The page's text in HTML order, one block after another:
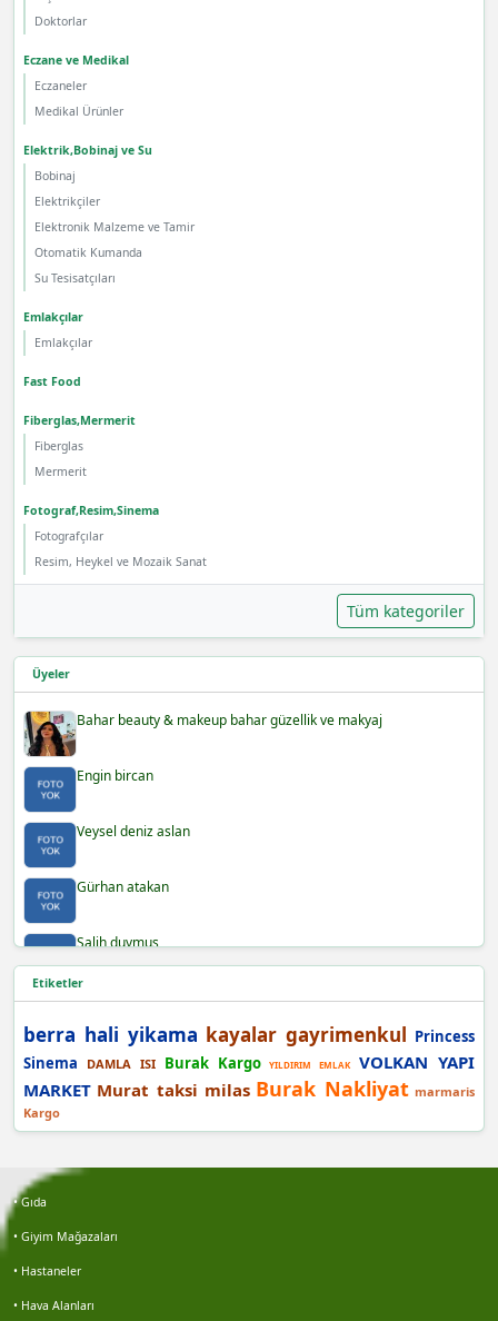
Doktorlar
Eczane ve Medikal
Eczaneler
Medikal Ürünler
Elektrik,Bobinaj ve Su
Bobinaj
Elektrikçiler
Elektronik Malzeme ve Tamir
Otomatik Kumanda
Su Tesisatçıları
Emlakçılar
Emlakçılar
Fast Food
Fiberglas,Mermerit
Fiberglas
Mermerit
Fotograf,Resim,Sinema
Fotografçılar
Resim, Heykel ve Mozaik Sanat
Tüm kategoriler
Üyeler
Bahar beauty & makeup bahar güzellik ve makyaj
Engin bircan
Veysel deniz aslan
Gürhan atakan
Salih duymuş
Burak demir
Bayram açıktepe
Gökhan keleş
Etiketler
berra hali yikama kayalar gayrimenkul Princess
Sinema
DAMLA ISI Burak Kargo YILDIRIM EMLAK
VOLKAN YAPI
MARKET Murat taksi milas Burak Nakliyat marmaris
Kargo
• Gıda
• Giyim Mağazaları
• Hastaneler
• Hava Alanları